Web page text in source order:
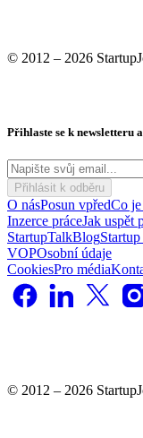
© 2012 – 2026
Přihlaste se k newsletteru
Přihlásit k odběru
O násPosun vpředCo
Inzerce práceJak uspět
StartupTalkBlog
VOPOsobní údaje
CookiesPro média
© 2012 – 2026